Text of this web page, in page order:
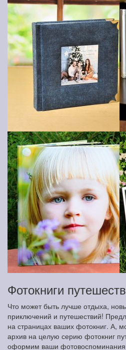
Фотокниги
Что может быть лучше отдыха,
приключений и путешествий!
на страницах ваших фотокниг. А,
архив на целую серию фотокниг
оформим ваши фотовоспоминания